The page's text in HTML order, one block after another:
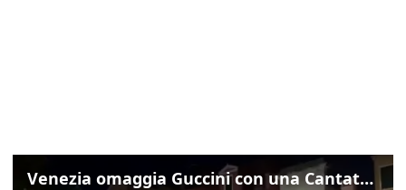
Venezia omaggia Guccini con una Cantata Anarchica in campo Santa Margherita